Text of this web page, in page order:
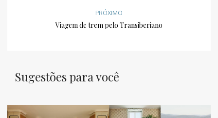
PRÓXIMO
Viagem de trem pelo Transiberiano
Sugestões para você